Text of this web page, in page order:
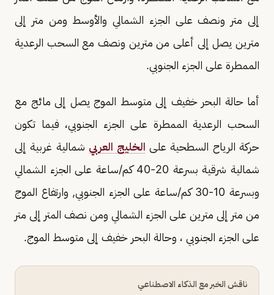
إلى متر ونصف على الجزء الشمالي والأوسط ومن متر إلى
مترين يصل إلى أعلى من مترين ونصف مع السحب الرعدية
الممطرة على الجزء الجنوبي.
أما حالة البحر خفيف إلى متوسط الموج يصل إلى مائج مع
السحب الرعدية الممطرة على الجزء الجنوبي، فيما تكون
حركة الرياح السطحية على الخليج العربي شمالية غربية إلى
شمالية شرقية بسرعة 20-40 كم/ساعة على الجزء الشمالي
وبسرعة 10-30 كم/ساعة على الجزء الجنوبي, وارتفاع الموج
من متر إلى مترين على الجزء الشمالي ومن نصف المتر إلى متر
على الجزء الجنوبي ، وحالة البحر خفيف إلى متوسط الموج.
ناقش الخبر مع الذكاء الاصطناعي